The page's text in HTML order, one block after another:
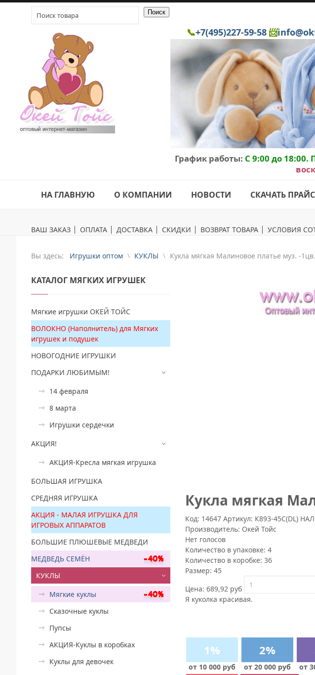
📞+7(495)227-59-58 📨
График работы: C 9:00 до 18:00.
НА ГЛАВНУЮ О КОМПАНИИ НОВОСТИ СКАЧАТЬ
ВАШ ЗАКАЗ ОПЛАТА ДОСТАВКА СКИДКИ ВОЗВРАТ ТОВАРА УСЛОВИЯ
Вы здесь: Игрушки оптом КУКЛЫ Кукла мягкая Малиновое платье муз. -1цв.
Кукла мягкая
Код: 14647 Артикул: К893-45С(DL)
Производитель: Окей Тойс
Нет голосов
Количество в упаковке: 4
Количество в коробке: 36
Размер: 45
Цена: 689,92 руб
Я куколка красивая.
1%
от 10 000 руб
2%
от 20 000 руб от
КАТАЛОГ МЯГКИХ ИГРУШЕК
Мягкие игрушки ОКЕЙ ТОЙС
ВОЛОКНО (Наполнитель) для Мягких
игрушек и подушек
НОВОГОДНИЕ ИГРУШКИ
ПОДАРКИ ЛЮБИМЫМ!
14 февраля
8 марта
Игрушки сердечки
АКЦИЯ!
АКЦИЯ-Кресла мягкая игрушка
БОЛЬШАЯ ИГРУШКА
СРЕДНЯЯ ИГРУШКА
АКЦИЯ - МАЛАЯ ИГРУШКА ДЛЯ
ИГРОВЫХ АППАРАТОВ
БОЛЬШИЕ ПЛЮШЕВЫЕ МЕДВЕДИ
МЕДВЕДЬ СЕМЁН
КУКЛЫ
Мягкие куклы
Сказочные куклы
Пупсы
АКЦИЯ-Куклы в коробках
Куклы для девочек